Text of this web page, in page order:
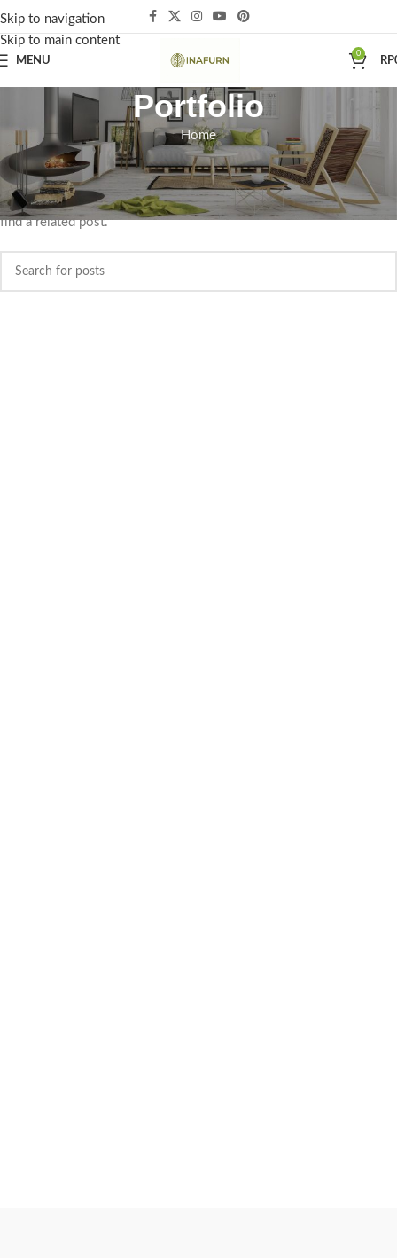
Skip to navigation
Skip to main content
MENU
0
RP
Portfolio
Home
Nothing Found
Apologies, but no results were found. Perhaps searching will help
find a related post.